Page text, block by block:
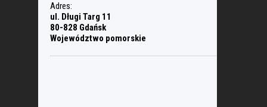
Adres:
ul. Długi Targ 11
80-828 Gdańsk
Województwo pomorskie